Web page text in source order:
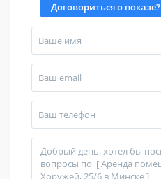
Договориться о показе?